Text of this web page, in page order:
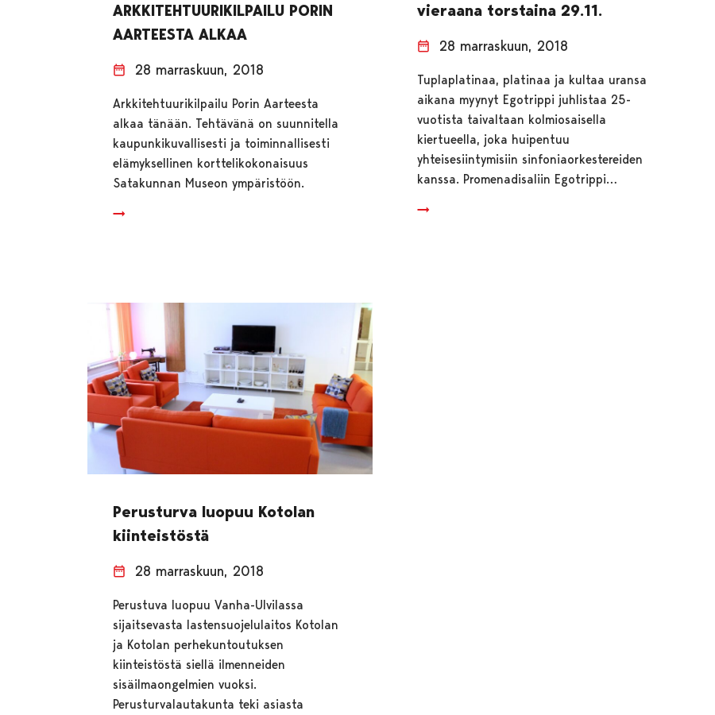
ARKKITEHTUURIKILPAILU PORIN
AARTEESTA ALKAA
28 marraskuun, 2018
Arkkitehtuurikilpailu Porin Aarteesta
alkaa tänään. Tehtävänä on suunnitella
kaupunkikuvallisesti ja toiminnallisesti
elämyksellinen korttelikokonaisuus
Satakunnan Museon ympäristöön.
vieraana torstaina 29.11.
28 marraskuun, 2018
Tuplaplatinaa, platinaa ja kultaa uransa
aikana myynyt Egotrippi juhlistaa 25-
vuotista taivaltaan kolmiosaisella
kiertueella, joka huipentuu
yhteisesiintymisiin sinfoniaorkestereiden
kanssa. Promenadisaliin Egotrippi…
Perusturva luopuu Kotolan
kiinteistöstä
28 marraskuun, 2018
Perustuva luopuu Vanha-Ulvilassa
sijaitsevasta lastensuojelulaitos Kotolan
ja Kotolan perhekuntoutuksen
kiinteistöstä siellä ilmenneiden
sisäilmaongelmien vuoksi.
Perusturvalautakunta teki asiasta